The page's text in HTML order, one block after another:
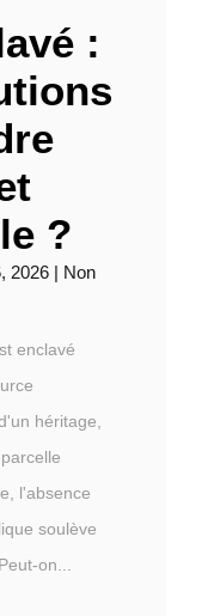
:
?
2026| Non
enclavé
héritage,
l'absence
soulève
on...